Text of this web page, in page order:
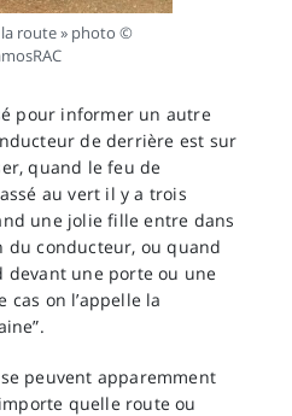
la route » photo ©
pour informer un autre
de derrière est sur
quand le feu de
au vert il y a trois
une jolie fille entre dans
du conducteur, ou quand
devant une porte ou une
on l’appelle la
peuvent apparemment
quelle route ou